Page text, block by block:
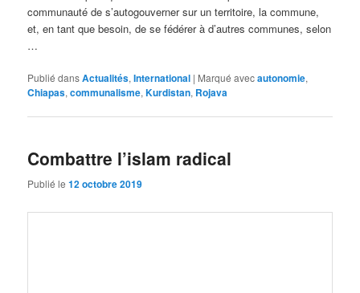
communauté de s’autogouverner sur un territoire, la commune,
et, en tant que besoin, de se fédérer à d’autres communes, selon
…
Publié dansActualités,International | Marqué avecautonomie,
Chiapas,communalisme,Kurdistan, Rojava
Combattre l’islam radical
Publié le12 octobre 2019